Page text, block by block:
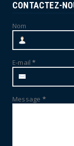
CONTACTEZ-
Nom
E-mail*
Message *